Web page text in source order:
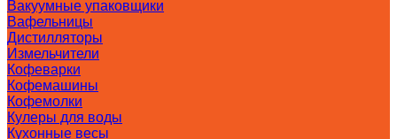
Вакуумные упаковщики
Вафельницы
Дистилляторы
Измельчители
Кофеварки
Кофемашины
Кофемолки
Кулеры для воды
Кухонные весы